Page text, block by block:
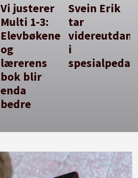
Vi justerer
Multi 1-3:
Elevbøkene
og
lærerens
bok blir
enda
bedre
Svein Erik
tar
i